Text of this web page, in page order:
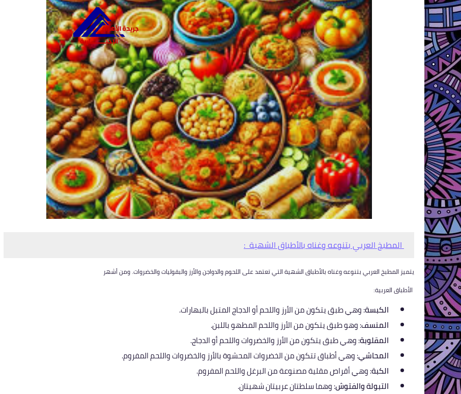
المطبخ العربي بتنوعه وغناه بالأطباق الشهية :
يتميز المطبخ العربي بتنوعه وغناه بالأطباق الشهية التي تعتمد على اللحوم والدواجن والأرز والبقوليات والخضروات. ومن أشهر
الأطباق العربية:
الكبسة: وهي طبق يتكون من الأرز واللحم أو الدجاج المتبل بالبهارات.
المنسف: وهو طبق يتكون من الأرز واللحم المطهو باللبن.
المقلوبة: وهي طبق يتكون من الأرز والخضروات واللحم أو الدجاج.
المحاشي: وهي أطباق تتكون من الخضروات المحشوة بالأرز والخضروات واللحم المفروم.
الكبة: وهي أقراص مقلية مصنوعة من البرغل واللحم المفروم.
التبولة والفتوش: وهما سلطتان عربيتان شهيتان.